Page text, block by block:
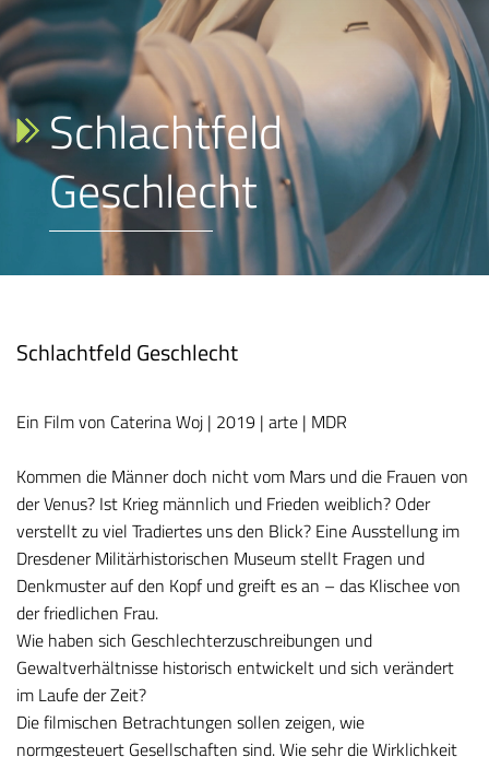
Schlachtfeld
Geschlecht
Schlachtfeld Geschlecht
Ein Film von Caterina Woj | 2019 | arte | MDR
Kommen die Männer doch nicht vom Mars und die Frauen von
der Venus? Ist Krieg männlich und Frieden weiblich? Oder
verstellt zu viel Tradiertes uns den Blick? Eine Ausstellung im
Dresdener Militärhistorischen Museum stellt Fragen und
Denkmuster auf den Kopf und greift es an – das Klischee von
der friedlichen Frau.
Wie haben sich Geschlechterzuschreibungen und
Gewaltverhältnisse historisch entwickelt und sich verändert
im Laufe der Zeit?
Die filmischen Betrachtungen sollen zeigen, wie
normgesteuert Gesellschaften sind. Wie sehr die Wirklichkeit